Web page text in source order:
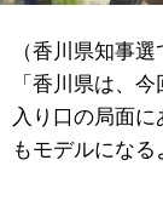
（香川県知事
「香川県は、
入り口の局面
もモデルになる